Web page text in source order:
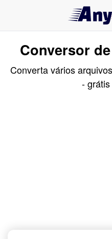
Conversor
Converta vários
-